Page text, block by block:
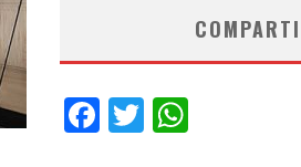
Facebook
Twitter